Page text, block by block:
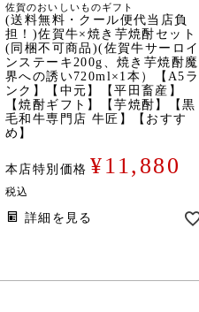
佐賀のおいしいものギフト
(送料無料・クール便代当店負
担！)佐賀牛×焼き芋焼酎セット
(同梱不可商品)(佐賀牛サーロイ
ンステーキ200g、焼き芋焼酎魔
界への誘い720ml×1本）【A5ラ
ンク】【中元】【平田畜産】
【焼酎ギフト】【芋焼酎】【黒
毛和牛専門店 牛匠】【おすす
め】
本店特別価格 ¥11,880
税込
詳細を見る